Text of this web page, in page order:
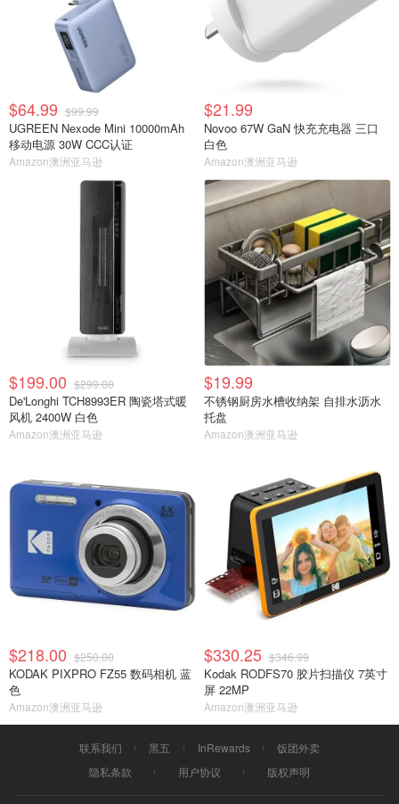
$64.99 $99.99
UGREEN Nexode Mini 10000mAh
移动电源 30W CCC认证
Amazon澳洲亚马逊
$21.99
Novoo 67W GaN 快充充电器 三口
白色
Amazon澳洲亚马逊
$199.00 $299.00
De'Longhi TCH8993ER 陶瓷塔式暖
风机 2400W 白色
Amazon澳洲亚马逊
$19.99
不锈钢厨房水槽收纳架 自排水沥水
托盘
Amazon澳洲亚马逊
$218.00 $250.00
KODAK PIXPRO FZ55 数码相机 蓝
色
Amazon澳洲亚马逊
$330.25 $346.99
Kodak RODFS70 胶片扫描仪 7英寸
屏 22MP
Amazon澳洲亚马逊
联系我们 黑五 InRewards
饭团外卖
隐私条款
用户协议 版权声明